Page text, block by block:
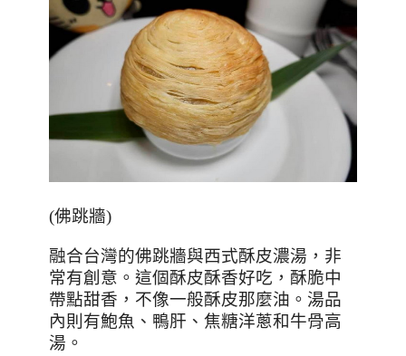
(佛跳牆)
融合台灣的佛跳牆與西式酥皮濃湯，非
常有創意。這個酥皮酥香好吃，酥脆中
帶點甜香，不像一般酥皮那麼油。湯品
內則有鮑魚、鴨肝、焦糖洋蔥和牛骨高
湯。